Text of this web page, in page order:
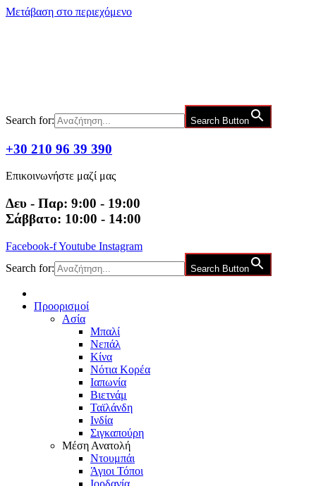
Μετάβαση στο περιεχόμενο
Search for: Search Button
+30 210 96 39 390
Επικοινωνήστε μαζί μας
Δευ - Παρ: 9:00 - 19:00
Σάββατο: 10:00 - 14:00
Facebook-fYoutube Instagram
Search for:
Search Button
Προορισμοί
Ασία
Μπαλί
Νεπάλ
Κίνα
Νότια Κορέα
Ιαπωνία
Βιετνάμ
Ταϊλάνδη
Ινδία
Σιγκαπούρη
Μέση Ανατολή
Ντουμπάι
Άγιοι Τόποι
Ιορδανία